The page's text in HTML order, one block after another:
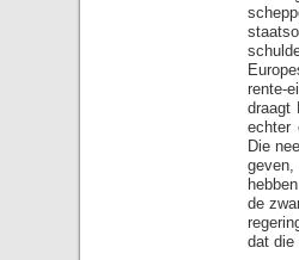
rente-
draagt
echter
Die
de
dat die